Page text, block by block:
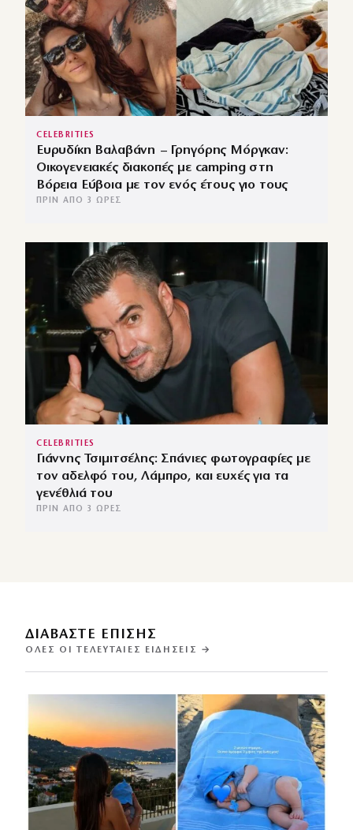
CELEBRITIES
Ευρυδίκη Βαλαβάνη – Γρηγόρης Μόργκαν:
Οικογενειακές διακοπές με camping στη
Βόρεια Εύβοια με τον ενός έτους γιο τους
ΠΡΙΝ ΑΠΌ 3 ΏΡΕΣ
CELEBRITIES
Γιάννης Τσιμιτσέλης: Σπάνιες φωτογραφίες με
τον αδελφό του, Λάμπρο, και ευχές για τα
γενέθλιά του
ΠΡΙΝ ΑΠΌ 3 ΏΡΕΣ
ΔΙΑΒΑΣΤΕ ΕΠΙΣΗΣ
ΌΛΕΣ ΟΙ ΤΕΛΕΥΤΑΊΕΣ ΕΙΔΉΣΕΙΣ →